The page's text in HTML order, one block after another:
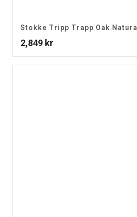
Stokke Tripp Trapp Oak Natural
2,849 kr